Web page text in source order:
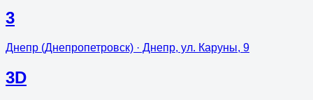
3
Днепр (Днепропетровск) · Днепр, ул. Каруны, 9
3D